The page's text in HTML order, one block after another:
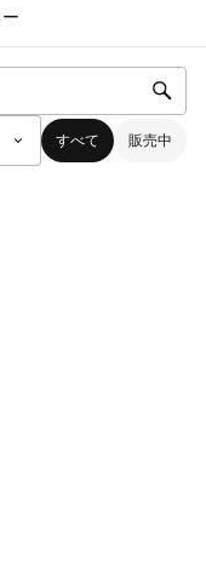
すべて 販売中